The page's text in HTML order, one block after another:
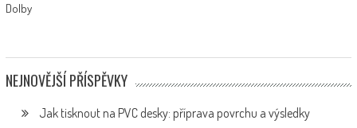
Dolby
NEJNOVĚJŠÍ PŘÍSPĚVKY
Jak tisknout na PVC desky: příprava povrchu a výsledky